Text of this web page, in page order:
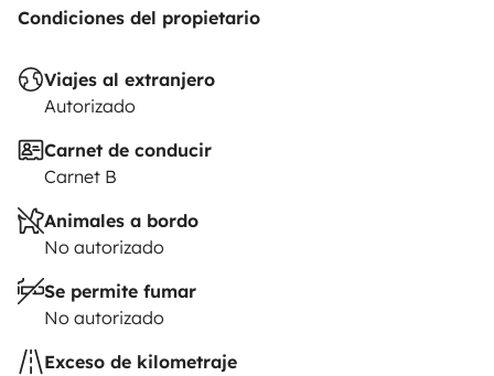
Condiciones del propietario
Viajes al extranjero
Autorizado
Carnet de conducir
Carnet B
Animales a bordo
No autorizado
Se permite fumar
No autorizado
Exceso de kilometraje